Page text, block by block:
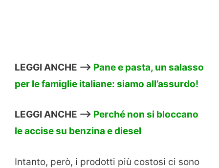
LEGGI ANCHE –> Pane e pasta, un salasso
per le famiglie italiane: siamo all’assurdo!
LEGGI ANCHE –> Perché non si bloccano
le accise su benzina e diesel
Intanto, però, i prodotti più costosi ci sono